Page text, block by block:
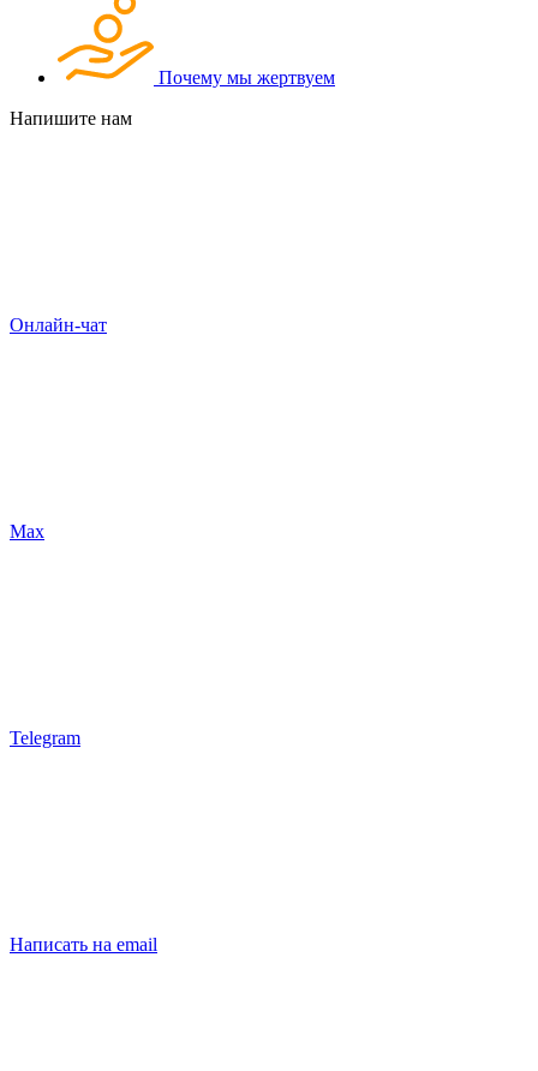
Почему мы жертвуем
Напишите нам
Онлайн-чат
Max
Telegram
Написать на email